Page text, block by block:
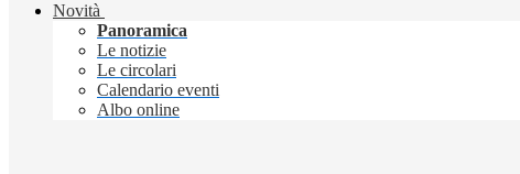
Novità
Panoramica
Le notizie
Le circolari
Calendario eventi
Albo online